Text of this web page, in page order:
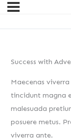
Success with
Maecenas
tincidunt magna
malesuada
posuere metus.
viverra ante.